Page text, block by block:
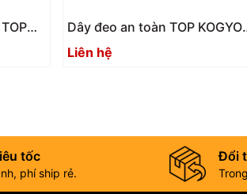
Dây đeo an toàn TOP KOGYO
SFS - 250MV
Liên hệ
tốc
phí ship rẻ.
Đổi